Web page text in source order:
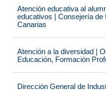
Atención educativa al
educativos | Consejería
Canarias
Atención a la diversidad |
Educación, Formación
Dirección General de